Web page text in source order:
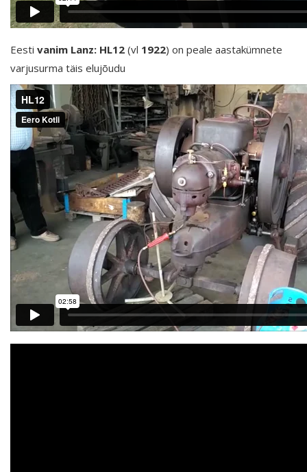
Eesti vanim Lanz: HL12 (vl 1922) on peale aastakümnete
varjusurma täis elujõudu